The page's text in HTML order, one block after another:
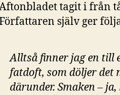
tagit i från
själv ger
Alltså finner jag en till
fatdoft, som döljer det
därunder. Smaken –